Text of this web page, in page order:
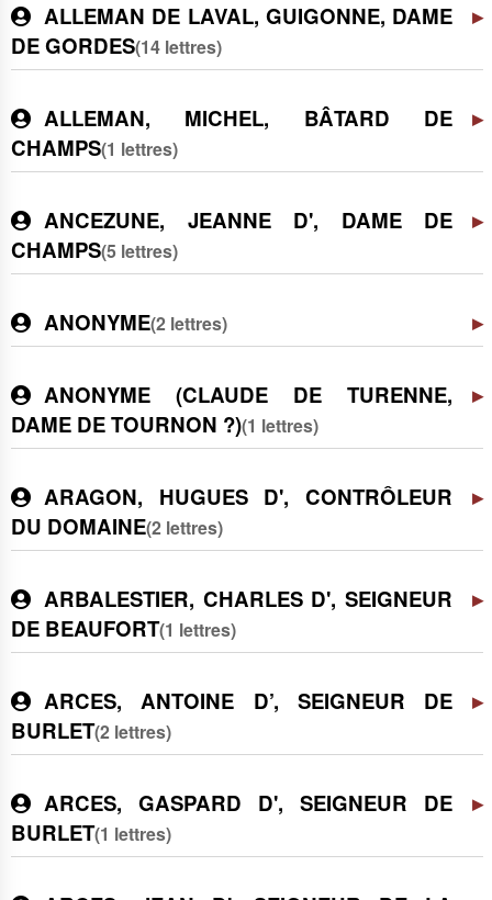
ALLEMAN DE LAVAL, GUIGONNE, DAME
DE GORDES(14 lettres)
ALLEMAN, MICHEL, BÂTARD DE
CHAMPS(1 lettres)
ANCEZUNE, JEANNE D', DAME DE
CHAMPS(5 lettres)
ANONYME(2 lettres)
ANONYME (CLAUDE DE TURENNE,
DAME DE TOURNON ?)(1 lettres)
ARAGON, HUGUES D', CONTRÔLEUR
DU DOMAINE(2 lettres)
ARBALESTIER, CHARLES D', SEIGNEUR
DE BEAUFORT(1 lettres)
ARCES, ANTOINE D’, SEIGNEUR DE
BURLET(2 lettres)
ARCES, GASPARD D', SEIGNEUR DE
BURLET(1 lettres)